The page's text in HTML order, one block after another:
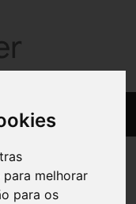
melhorar
para os